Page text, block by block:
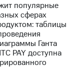
популярные
сферах
таблицы
Ганта
PAY доступна